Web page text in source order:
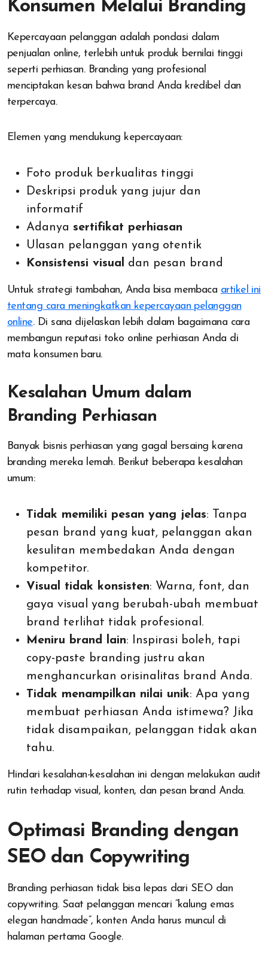
Konsumen Melalui Branding
Kepercayaan pelanggan adalah pondasi dalam
penjualan online, terlebih untuk produk bernilai tinggi
seperti perhiasan. Branding yang profesional
menciptakan kesan bahwa brand Anda kredibel dan
terpercaya.
Elemen yang mendukung kepercayaan:
Foto produk berkualitas tinggi
Deskripsi produk yang jujur dan
informatif
Adanya sertifikat perhiasan
Ulasan pelanggan yang otentik
Konsistensi visual dan pesan brand
Untuk strategi tambahan, Anda bisa membaca artikel ini
tentang cara meningkatkan kepercayaan pelanggan
online. Di sana dijelaskan lebih dalam bagaimana cara
membangun reputasi toko online perhiasan Anda di
mata konsumen baru.
Kesalahan Umum dalam
Branding Perhiasan
Banyak bisnis perhiasan yang gagal bersaing karena
branding mereka lemah. Berikut beberapa kesalahan
umum:
Tidak memiliki pesan yang jelas: Tanpa
pesan brand yang kuat, pelanggan akan
kesulitan membedakan Anda dengan
kompetitor.
Visual tidak konsisten: Warna, font, dan
gaya visual yang berubah-ubah membuat
brand terlihat tidak profesional.
Meniru brand lain: Inspirasi boleh, tapi
copy-paste branding justru akan
menghancurkan orisinalitas brand Anda.
Tidak menampilkan nilai unik: Apa yang
membuat perhiasan Anda istimewa? Jika
tidak disampaikan, pelanggan tidak akan
tahu.
Hindari kesalahan-kesalahan ini dengan melakukan audit
rutin terhadap visual, konten, dan pesan brand Anda.
Optimasi Branding dengan
SEO dan Copywriting
Branding perhiasan tidak bisa lepas dari SEO dan
copywriting. Saat pelanggan mencari “kalung emas
elegan handmade”, konten Anda harus muncul di
halaman pertama Google.